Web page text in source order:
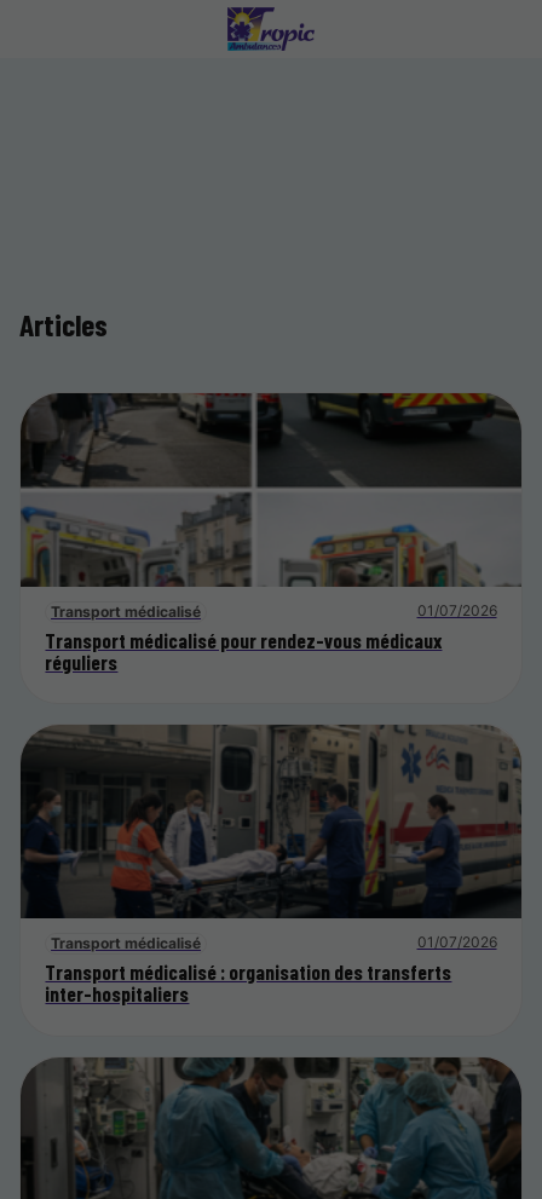
Articles
Transport médicalisé 01/07/2026
Transport médicalisé pour rendez-vous médicaux
réguliers
Transport médicalisé 01/07/2026
Transport médicalisé : organisation des transferts
inter-hospitaliers